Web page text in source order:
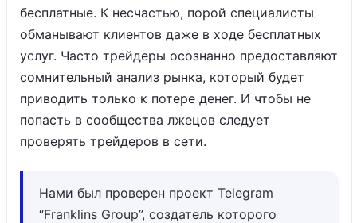
бесплатные. К несчастью, порой специалисты
обманывают клиентов даже в ходе бесплатных
услуг. Часто трейдеры осознанно предоставляют
сомнительный анализ рынка, который будет
приводить только к потере денег. И чтобы не
попасть в сообщества лжецов следует
проверять трейдеров в сети.
Нами был проверен проект Telegram
“Franklins Group”, создатель которого